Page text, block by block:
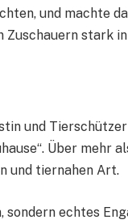
und machte
Zuschauern stark
und
Über mehr
und tiernahen Art.
echtes